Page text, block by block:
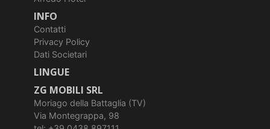
INFO
Contatti
Privacy Policy
Dati Societari
LINGUE
ZG MOBILI SRL
Moriago della Battaglia (TV)
Via Montegrappa, 98